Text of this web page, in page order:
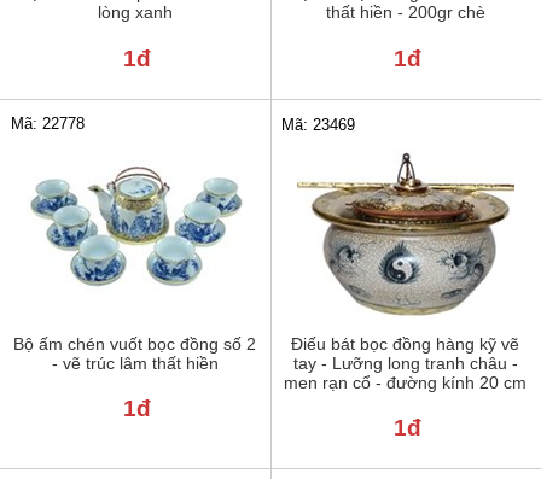
lòng xanh
1đ
thất hiền - 200gr chè
1đ
Bộ ấm chén vuốt bọc đồng số 2
- vẽ trúc lâm thất hiền
Mã: 22778
1đ
Điếu bát bọc đồng hàng kỹ vẽ
tay - Lưỡng long tranh châu -
men rạn cổ - đường kính 20 cm
Mã: 23469
1đ